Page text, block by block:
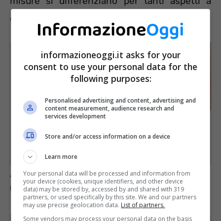
cominciare dal numero di destinatari.
Aumenti delle pensioni a luglio, i requisiti
(InformazioneOggi.it)
La quattordicesima, infatti, non spetta a tutti i
informazioneoggi.it asks for your
consent to use your personal data for the
following purposes:
Personalised advertising and content, advertising and
content measurement, audience research and
services development
Store and/or access information on a device
Learn more
Your personal data will be processed and information from
your device (cookies, unique identifiers, and other device
data) may be stored by, accessed by and shared with 319
partners, or used specifically by this site. We and our partners
may use precise geolocation data. List of partners.
Some vendors may process your personal data on the basis